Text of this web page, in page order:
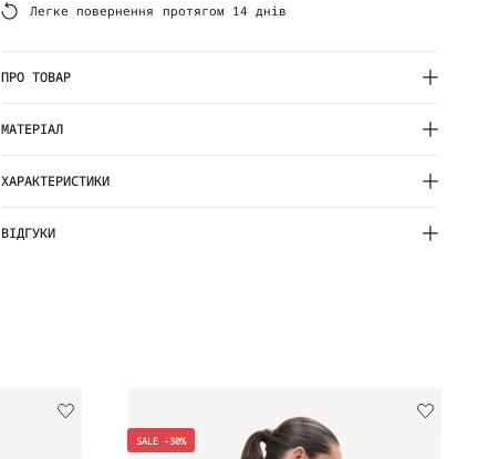
Легке повернення протягом 14 днів
ПРО ТОВАР
МАТЕРІАЛ
ХАРАКТЕРИСТИКИ
ВІДГУКИ
SALE -30%